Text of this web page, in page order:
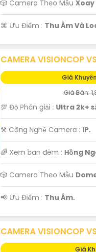
🎲 Camera Theo Mẫu Xoay
️⌘ Ưu Điểm : Thu Âm Và
CAMERA VISIONCOP
Giá
Giá Bán:
💯 Độ Phân giải : Ultra 2k+
⚒ Công Nghệ Camera : IP.
🌈 Xem ban đêm : Hồng
🎲 Camera Theo Mẫu
️📢 Ưu Điểm : Thu Âm.
CAMERA VISIONCOP
Giá